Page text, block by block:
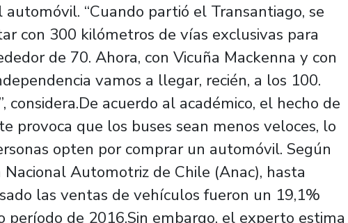
“Cuando partió el Transantiago, se
con 300 kilómetros de vías exclusivas para
de 70. Ahora, con Vicuña Mackenna y con
vamos a llegar, recién, a los 100.
considera.De acuerdo al académico, el hecho de
provoca que los buses sean menos veloces, lo
opten por comprar un automóvil. Según
Nacional Automotriz de Chile (Anac), hasta
las ventas de vehículos fueron un 19,1%
período de 2016.Sin embargo, el experto estima